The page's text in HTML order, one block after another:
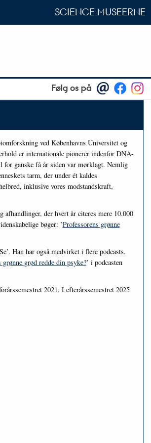
SCIENCE MUSEERNE
Følg os på
ved Københavns Universitet og
er internationale pionerer indenfor DNA-
for ganske få år siden var mørklagt. Nemlig
tarm, der under ét kaldes
inklusive vores modstandskraft,
der hvert år citeres mere 10.000
bøger: ’Professorens grønne
Han har også medvirket i flere podcasts.
grønne grød redde din psyke?’ i podcasten
2021. I efterårssemestret 2025